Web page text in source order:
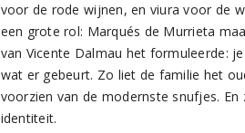
voor de rode wijnen, en viura voor de
een grote rol: Marqués de Murrieta
van Vicente Dalmau het formuleerde:
wat er gebeurt. Zo liet de familie het
voorzien van de modernste snufjes.
identiteit.